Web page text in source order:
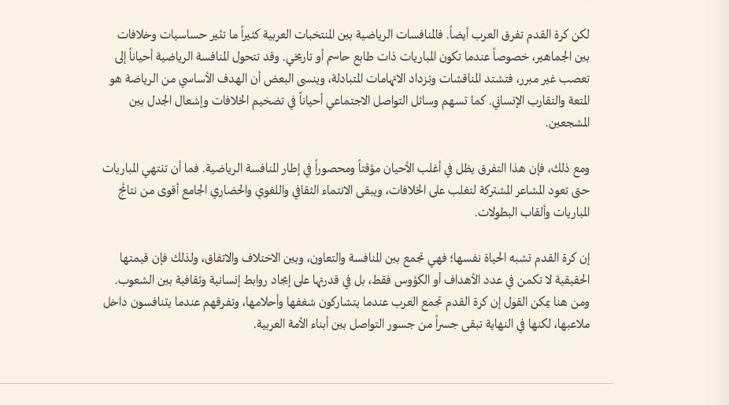
لكن كرة القدم تفرق العرب أيضاً. فالمنافسات الرياضية بين المنتخبات العربية كثيراً ما تثير حساسيات وخلافات
بين الجماهير، خصوصاً عندما تكون المباريات ذات طابع حاسم أو تاريخي. وقد تتحول المنافسة الرياضية أحياناً إلى
تعصب غير مبرر، فتشتد المناقشات وتزداد الاتهامات المتبادلة، وينسى البعض أن الهدف الأساسي من الرياضة هو
المتعة والتقارب الإنساني. كما تسهم وسائل التواصل الاجتماعي أحياناً في تضخيم الخلافات وإشعال الجدل بين
المشجعين.
ومع ذلك، فإن هذا التفرق يظل في أغلب الأحيان مؤقتاً ومحصوراً في إطار المنافسة الرياضية. فما أن تنتهي المباريات
حتى تعود المشاعر المشتركة لتغلب على الخلافات، ويبقى الانتماء الثقافي واللغوي والحضاري الجامع أقوى من نتائج
المباريات وألقاب البطولات.
إن كرة القدم تشبه الحياة نفسها؛ فهي تجمع بين المنافسة والتعاون، وبين الاختلاف والاتفاق، ولذلك فإن قيمتها
الحقيقية لا تكمن في عدد الأهداف أو الكؤوس فقط، بل في قدرتها على إيجاد روابط إنسانية وثقافية بين الشعوب.
ومن هنا يمكن القول إن كرة القدم تجمع العرب عندما يتشاركون شغفها وأحلامها، وتفرقهم عندما يتنافسون داخل
ملاعبها، لكنها في النهاية تبقى جسراً من جسور التواصل بين أبناء الأمة العربية.